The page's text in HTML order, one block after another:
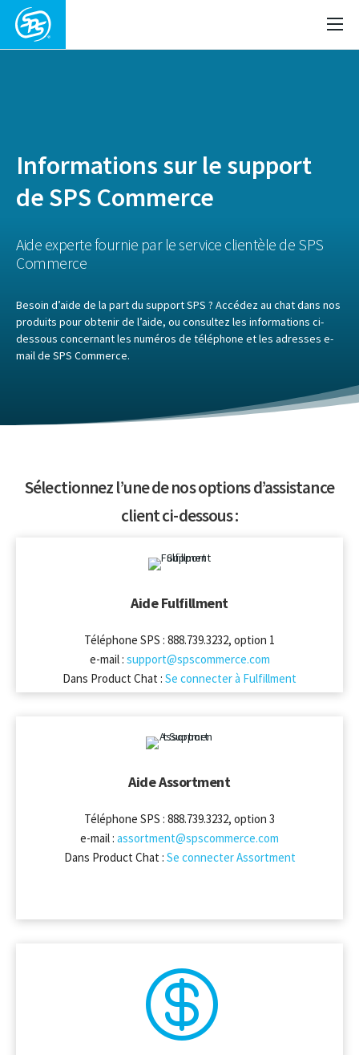
Informations sur le support
de SPS Commerce
Aide experte fournie par le service clientèle de SPS
Commerce
Besoin d’aide de la part du support SPS ? Accédez au chat dans nos
produits pour obtenir de l’aide, ou consultez les informations ci-
dessous concernant les numéros de téléphone et les adresses e-
mail de SPS Commerce.
Sélectionnez l’une de nos options d’assistance
client ci-dessous :
Aide Fulfillment
Téléphone SPS : 888.739.3232, option 1
e-mail : support@spscommerce.com
Dans Product Chat : Se connecter à Fulfillment
Aide Assortment
Téléphone SPS : 888.739.3232, option 3
e-mail : assortment@spscommerce.com
Dans Product Chat : Se connecter Assortment
